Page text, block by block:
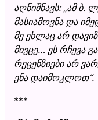
აღნიშნავს:„ამ ბ.
მასიამოვნა და
მე ეხლაც არ
მივცე… ეს რჩევა
რეცენზიები არ
ენა დაიმოკლოთ“.
***